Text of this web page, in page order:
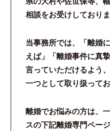
お知らせ
弁護士ブログ
法律相談コラム
相談をお受けしておりま
当事務所では、「離婚
えば」「離婚事件に真
言っていただけるよう
一つとして取り扱ってお
離婚でお悩みの方は、
スの下記離婚専門ペー